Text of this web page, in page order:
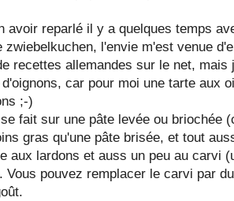
avoir reparlé il y a quelques temps
zwiebelkuchen, l'envie m'est venue
recettes allemandes sur le net, mais
car pour moi une tarte aux
;-)
fait sur une pâte levée ou briochée
gras qu'une pâte brisée, et tout
aux lardons et auss un peu au carvi
Vous pouvez remplacer le carvi par